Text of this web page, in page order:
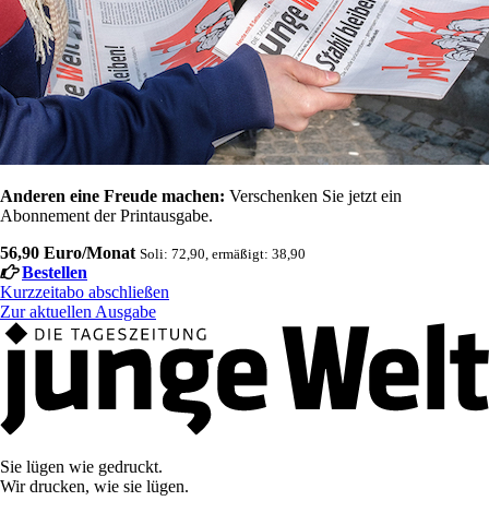
Anderen eine Freude machen: Verschenken Sie jetzt ein
Abonnement der Printausgabe.
56,90 Euro/Monat Soli: 72,90, ermäßigt: 38,90
Bestellen
Kurzzeitabo abschließen
Zur aktuellen Ausgabe
Sie lügen wie gedruckt.
Wir drucken, wie sie lügen.